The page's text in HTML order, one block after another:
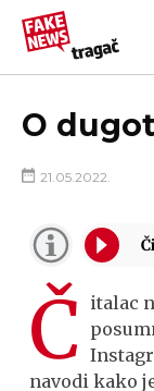
O
21.05.2022.
Č
italac
navodi kako